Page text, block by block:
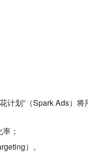
计划”（Spark Ads）
；
）。